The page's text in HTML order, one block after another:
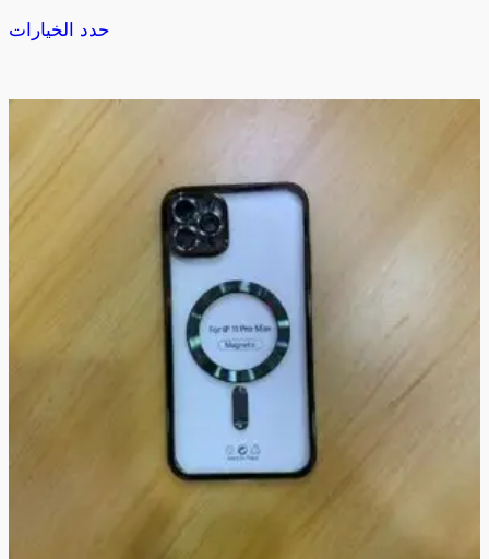
حدد الخيارات